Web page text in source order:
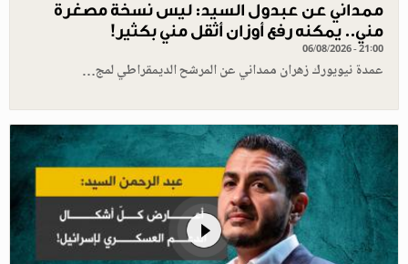
ممداني عن عبدول السيد: ليس نسخة مصغرة
مني.. يمكنه رفع أوزان أثقل مني بكثير!
06/08/2026 - 21:00
عمدة نيويورك زهران ممداني عن المرشح الديمقراطي لمج…